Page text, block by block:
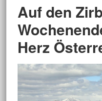
Auf den
Herz